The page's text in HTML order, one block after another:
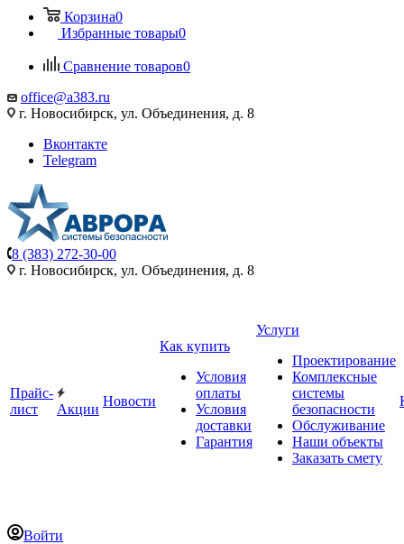
Корзина0
Избранные товары0
Сравнение товаров0
office@a383.ru
г. Новосибирск, ул. Объединения, д. 8
Вконтакте
Telegram
8 (383) 272-30-00
г. Новосибирск, ул. Объединения, д. 8
Прайс-
лист
Акции
Новости
Как купить
Условия
оплаты
Условия
доставки
Гарантия
Услуги
Проектирование
Комплексные
системы
безопасности
Обслуживание
Наши объекты
Заказать смету
Войти